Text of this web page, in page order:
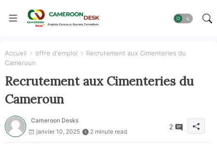
Accueil offre d'emploi
Recrutement aux Cimenteries du
Cameroun
Recrutement aux Cimenteries du
Cameroun
Cameroon Desks
janvier 10, 2025
2 minute read
2